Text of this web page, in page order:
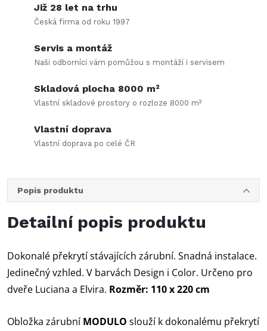
Již 28 let na trhu
Česká firma od roku 1997
Servis a montáž
Naši odborníci vám pomůžou s montáží i servisem
Skladová plocha 8000 m²
Vlastní skladové prostory o rozloze 8000 m²
Vlastní doprava
Vlastní doprava po celé ČR
Popis produktu
Detailní popis produktu
Dokonalé překrytí stávajících zárubní. Snadná instalace.
Jedinečný vzhled. V barvách Design i Color. Určeno pro
dveře Luciana a Elvira. Rozměr: 110 x 220 cm
Obložka zárubníMODULO slouží k dokonalému překrytí